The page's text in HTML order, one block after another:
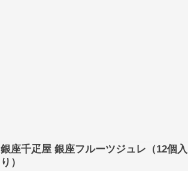
銀座千疋屋 銀座フルーツジュレ（12個入
り）